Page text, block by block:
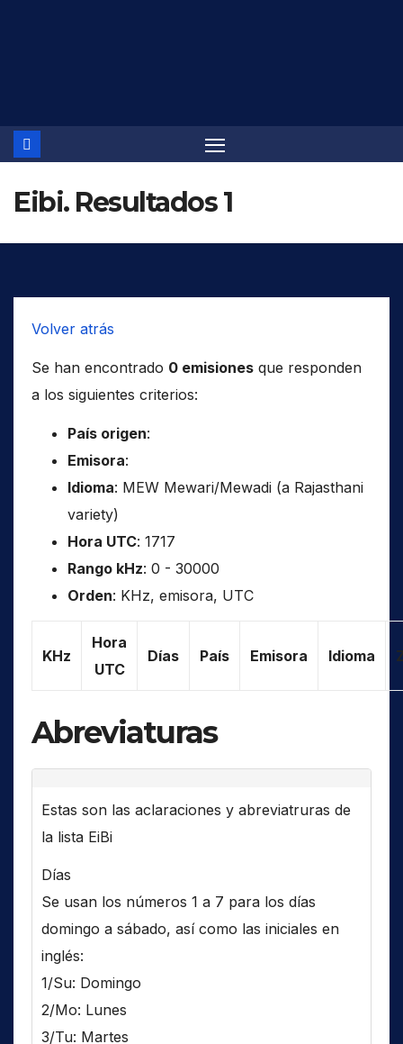
Eibi. Resultados 1
Volver atrás
Se han encontrado 0 emisiones que responden
a los siguientes criterios:
País origen:
Emisora:
Idioma: MEW Mewari/Mewadi (a Rajasthani
variety)
Hora UTC: 1717
Rango kHz: 0 - 30000
Orden: KHz, emisora, UTC
KHz
Hora
UTC
Días País Emisora Idioma
Abreviaturas
Estas son las aclaraciones y abreviatruras de
la lista EiBi
Días
Se usan los números 1 a 7 para los días
domingo a sábado, así como las iniciales en
inglés:
1/Su: Domingo
2/Mo: Lunes
3/Tu: Martes